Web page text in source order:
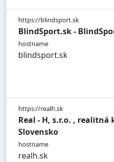
https://blindsport.sk
BlindSport.sk -
hostname
blindsport.sk
https://realh.sk
Real - H, s.r.o. ,
Slovensko
hostname
realh.sk